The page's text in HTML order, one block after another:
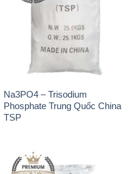
Na3PO4 – Trisodium
Phosphate Trung Quốc China
TSP